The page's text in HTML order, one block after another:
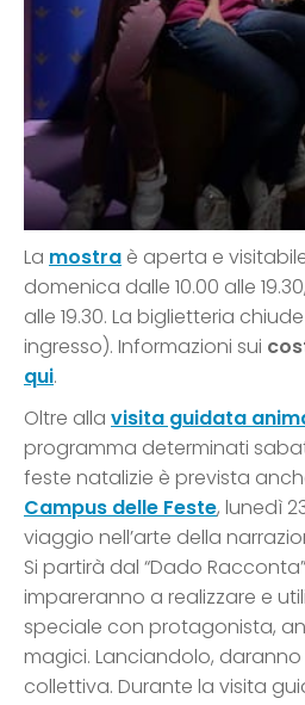
La mostra è aperta e
domenica dalle 10.00 alle
alle 19.30. La biglietteria
ingresso). Informazioni sui
qui.
Oltre alla visita guidata
programma determinati
feste natalizie è prevista
Campus delle Feste, lunedì
viaggio nell’arte della
Si partirà dal “Dado
impareranno a realizzare e
speciale con protagonista,
magici. Lanciandolo,
collettiva. Durante la visita